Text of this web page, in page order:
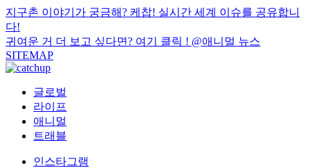
지구촌 이야기가 궁금해? 케찹! 실시간 세계 이슈를 공유합니
다!
귀여운 거 더 보고 싶다면? 여기 클릭 ! @애니멀 뉴스
SITEMAP
글로벌
라이프
애니멀
트래블
인스타그램